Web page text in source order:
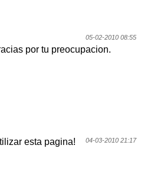
05-02-2010 08:55
por tu preocupacion.
04-03-2010 21:17
esta pagina!